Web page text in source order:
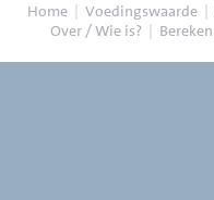
Home | Voedingswaarde |
Over / Wie is? | Bereken